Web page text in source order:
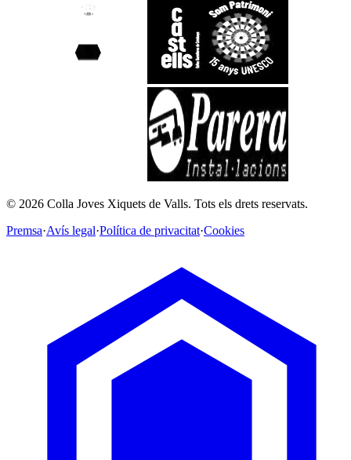
© 2026 Colla Joves Xiquets de Valls. Tots els drets reservats.
Premsa·Avís legal·Política de privacitat·Cookies